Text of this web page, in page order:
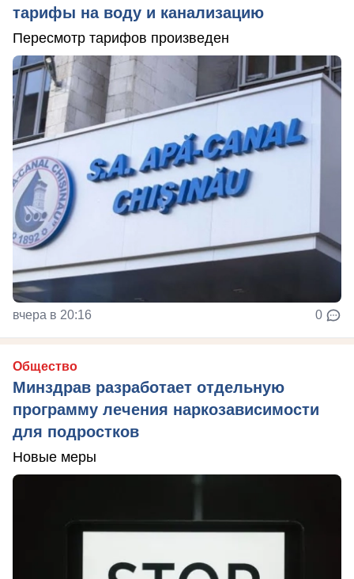
тарифы на воду и канализацию
Пересмотр тарифов произведен
вчера в 20:16 0
Общество
Минздрав разработает отдельную
программу лечения наркозависимости
для подростков
Новые меры